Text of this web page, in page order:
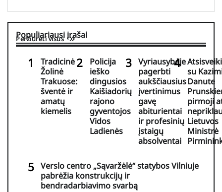
Populiariausi įrašai
Peržiūrėti visus
Tradicinė
Žolinė
Trakuose:
šventė ir
amatų
kiemelis
Policija
ieško
dingusios
Kaišiadorių
rajono
gyventojos
Vidos
Ladienės
Vyriausybėje
pagerbti
aukščiausius
įvertinimus
gavę
abiturientai
ir profesinių
įstaigų
absolventai
su
Danute
pirmoji
Lietuvos
Ministrė
Verslo centro „Sąvaržėlė“ statybos Vilniuje
pabrėžia konstrukcijų ir
bendradarbiavimo svarbą